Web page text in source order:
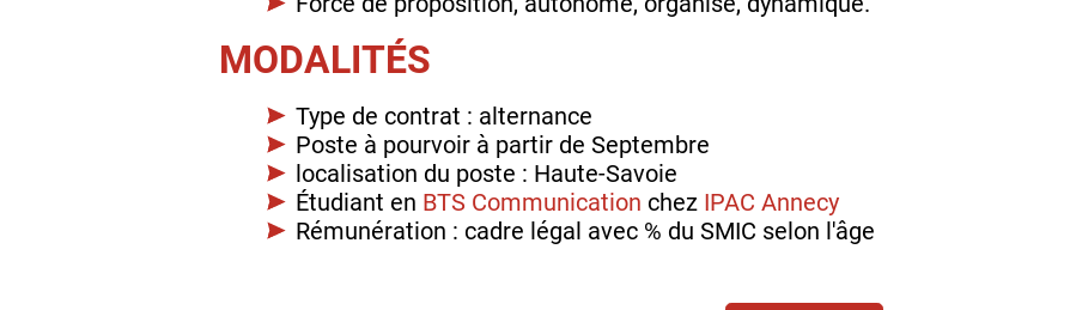
MODALITÉS
Type de contrat : alternance
Poste à pourvoir à partir de Septembre
localisation du poste : Haute-Savoie
Étudiant en BTS Communication chez IPAC Annecy
Rémunération : cadre légal avec % du SMIC selon l'âge